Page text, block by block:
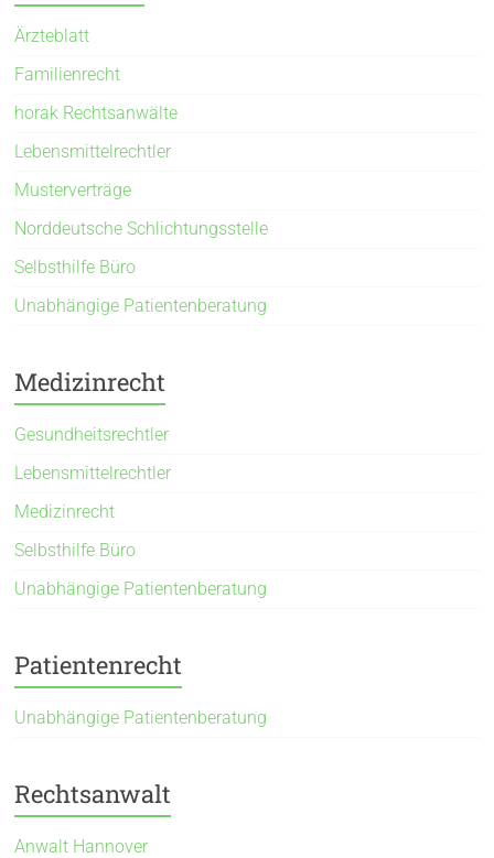
Ärzteblatt
Familienrecht
horak Rechtsanwälte
Lebensmittelrechtler
Musterverträge
Norddeutsche Schlichtungsstelle
Selbsthilfe Büro
Unabhängige Patientenberatung
Medizinrecht
Gesundheitsrechtler
Lebensmittelrechtler
Medizinrecht
Selbsthilfe Büro
Unabhängige Patientenberatung
Patientenrecht
Unabhängige Patientenberatung
Rechtsanwalt
Anwalt Hannover